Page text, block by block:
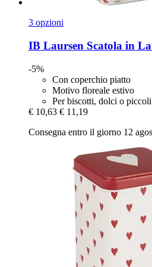
3 opzioni
IB Laursen Scatola in
-5%
Con coperchio piatto
Motivo floreale estivo
Per biscotti, dolci o
€ 10,63 € 11,19
Consegna entro il giorno 12